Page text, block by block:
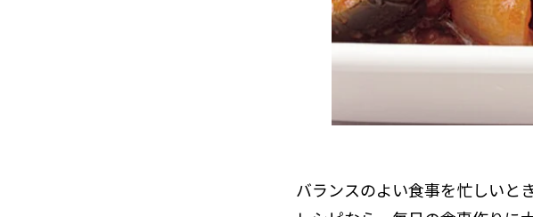
バランスのよい食事を忙しいと